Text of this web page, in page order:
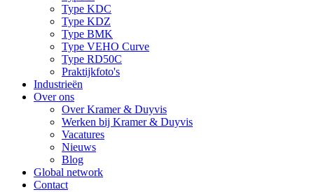
Type KDC
Type KDZ
Type BMK
Type VEHO Curve
Type RD50C
Praktijkfoto's
Industrieën
Over ons
Over Kramer & Duyvis
Werken bij Kramer & Duyvis
Vacatures
Nieuws
Blog
Global network
Contact